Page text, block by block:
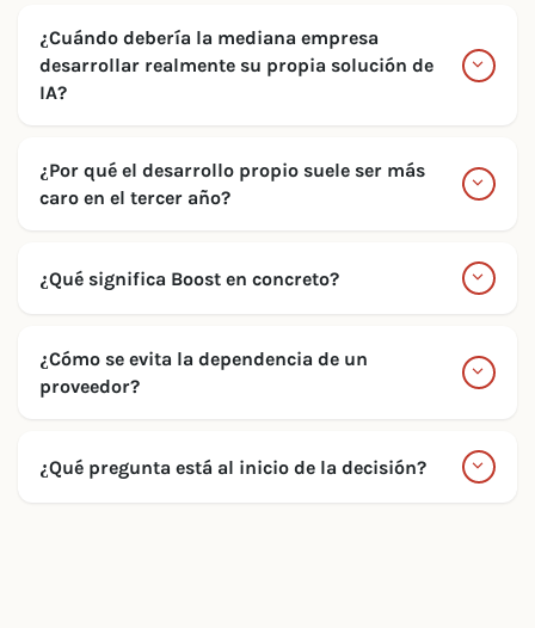
¿Cuándo debería la mediana empresa
desarrollar realmente su propia solución de
IA?
¿Por qué el desarrollo propio suele ser más
caro en el tercer año?
¿Qué significa Boost en concreto?
¿Cómo se evita la dependencia de un
proveedor?
¿Qué pregunta está al inicio de la decisión?